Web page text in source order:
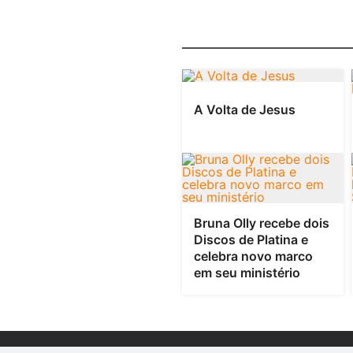
A Volta de Jesus
Bruna Olly recebe dois
Discos de Platina e
celebra novo marco
em seu ministério